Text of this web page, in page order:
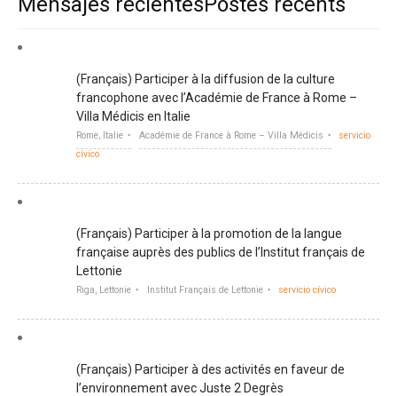
(Français) Participer à la diffusion de la culture
francophone avec l’Académie de France à Rome –
Villa Médicis en Italie
Rome, Italie Académie de France à Rome – Villa Médicis
servicio
cívico
(Français) Participer à la promotion de la langue
française auprès des publics de l’Institut français de
Lettonie
Riga, Lettonie Institut Français de Lettonie servicio cívico
(Français) Participer à des activités en faveur de
l’environnement avec Juste 2 Degrès